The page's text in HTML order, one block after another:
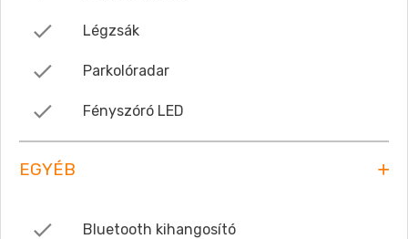
Légzsák
Parkolóradar
Fényszóró LED
EGYÉB
Bluetooth kihangosító